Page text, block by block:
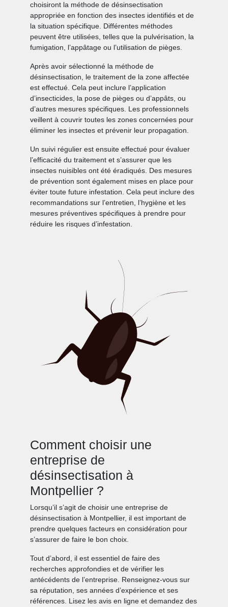
choisiront la méthode de désinsectisation
appropriée en fonction des insectes identifiés et de
la situation spécifique. Différentes méthodes
peuvent être utilisées, telles que la pulvérisation, la
fumigation, l’appâtage ou l’utilisation de pièges.
Après avoir sélectionné la méthode de
désinsectisation, le traitement de la zone affectée
est effectué. Cela peut inclure l’application
d’insecticides, la pose de pièges ou d’appâts, ou
d’autres mesures spécifiques. Les professionnels
veillent à couvrir toutes les zones concernées pour
éliminer les insectes et prévenir leur propagation.
Un suivi régulier est ensuite effectué pour évaluer
l’efficacité du traitement et s’assurer que les
insectes nuisibles ont été éradiqués. Des mesures
de prévention sont également mises en place pour
éviter toute future infestation. Cela peut inclure des
recommandations sur l’entretien, l’hygiène et les
mesures préventives spécifiques à prendre pour
réduire les risques d’infestation.
Comment choisir une
entreprise de
désinsectisation à
Montpellier ?
Lorsqu’il s’agit de choisir une entreprise de
désinsectisation à Montpellier, il est important de
prendre quelques facteurs en considération pour
s’assurer de faire le bon choix.
Tout d’abord, il est essentiel de faire des
recherches approfondies et de vérifier les
antécédents de l’entreprise. Renseignez-vous sur
sa réputation, ses années d’expérience et ses
références. Lisez les avis en ligne et demandez des